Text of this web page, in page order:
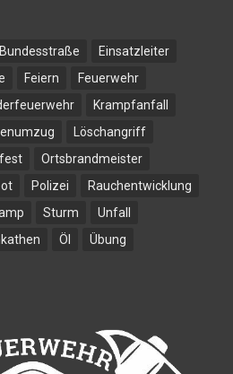
Bundesstraße
Einsatzleiter
Feiern
Feuerwehr
Krampfanfall
Löschangriff
Ortsbrandmeister
Polizei
Rauchentwicklung
Sturm
Unfall
Öl Übung